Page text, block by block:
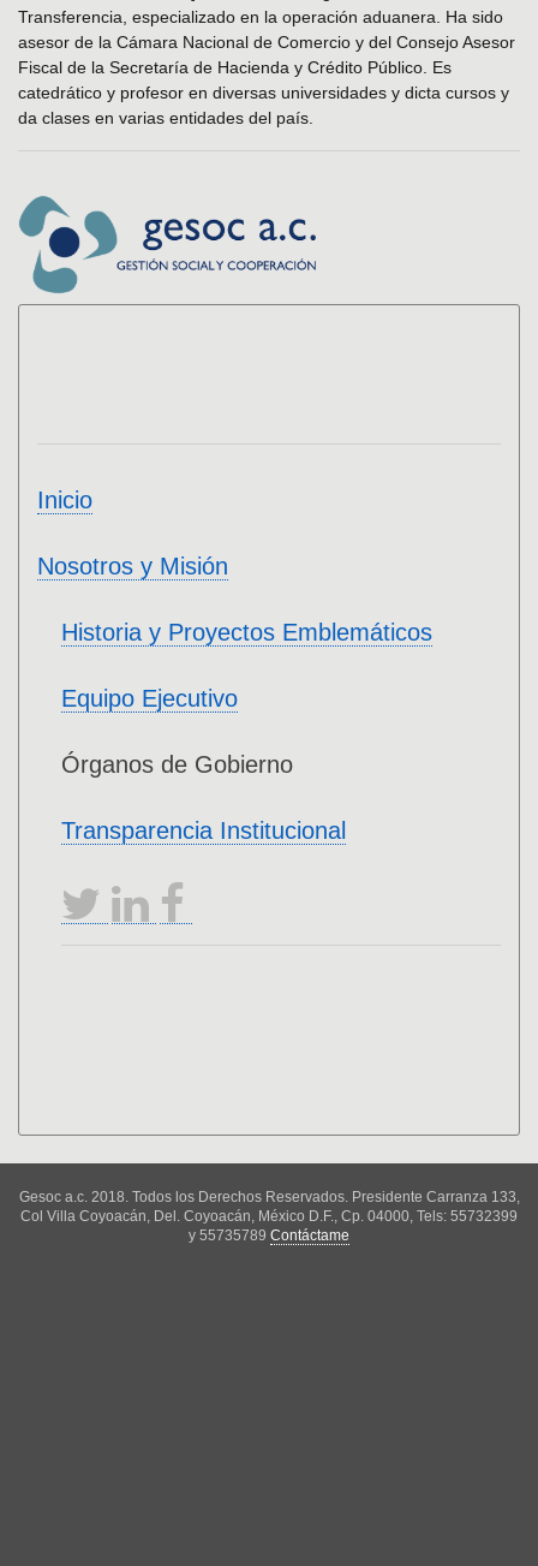
Transferencia, especializado en la operación aduanera. Ha sido
asesor de la Cámara Nacional de Comercio y del Consejo Asesor
Fiscal de la Secretaría de Hacienda y Crédito Público. Es
catedrático y profesor en diversas universidades y dicta cursos y
da clases en varias entidades del país.
Inicio
Nosotros y Misión
Historia y Proyectos Emblemáticos
Equipo Ejecutivo
Órganos de Gobierno
Transparencia Institucional
Gesoc a.c. 2018. Todos los Derechos Reservados. Presidente Carranza 133,
Col Villa Coyoacán, Del. Coyoacán, México D.F., Cp. 04000, Tels: 55732399
y 55735789 Contáctame